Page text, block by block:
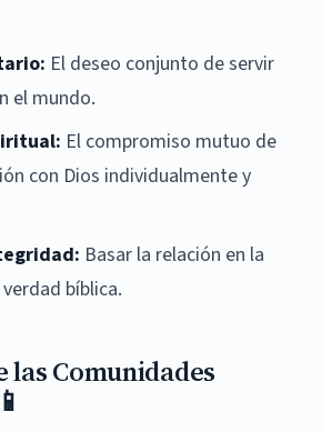
El deseo conjunto de servir
el mundo.
El compromiso mutuo de
con Dios individualmente y
Basar la relación en la
bíblica.
las Comunidades